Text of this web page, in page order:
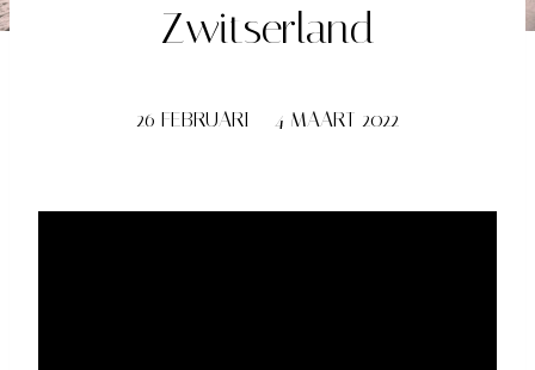
Zwitserland
26 FEBRUARI – 4 MAART 2022